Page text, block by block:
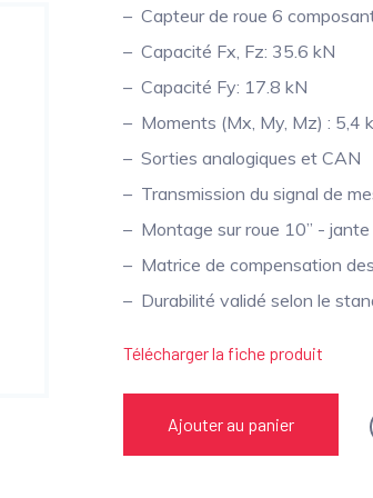
Capteur de roue 6
Capacité Fx, Fz: 35.6 kN
Capacité Fy: 17.8 kN
Moments (Mx, My, Mz) : 5,4
Sorties analogiques et CAN
Transmission du signal de
Montage sur roue 10” - jante
Matrice de compensation
Durabilité validé selon le
Télécharger la fiche produit
Ajouter au panier